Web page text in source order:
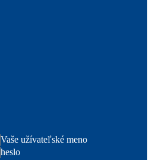
Vaše užívateľské meno
heslo